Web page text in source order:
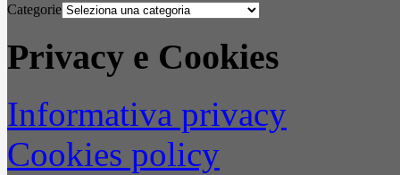
Categorie
Privacy e Cookies
Informativa privacy
Cookies policy